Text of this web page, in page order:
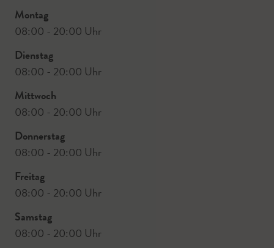
Montag
08:00 - 20:00 Uhr
Dienstag
08:00 - 20:00 Uhr
Mittwoch
08:00 - 20:00 Uhr
Donnerstag
08:00 - 20:00 Uhr
Freitag
08:00 - 20:00 Uhr
Samstag
08:00 - 20:00 Uhr